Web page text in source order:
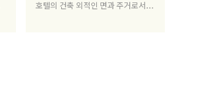
호텔의 건축 외적인 면과 주거로서 재